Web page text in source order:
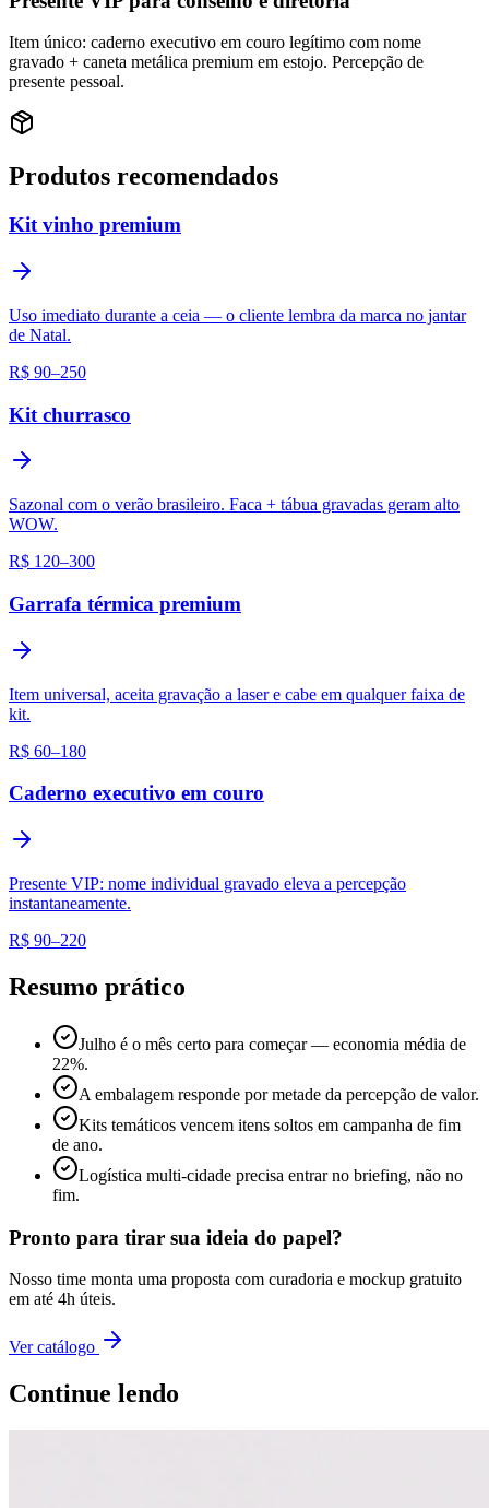
Item único: caderno executivo em couro legítimo com nome
gravado + caneta metálica premium em estojo. Percepção de
presente pessoal.
Produtos recomendados
Kit vinho premium
Uso imediato durante a ceia — o cliente lembra da marca no jantar
de Natal.
R$ 90–250
Kit churrasco
Sazonal com o verão brasileiro. Faca + tábua gravadas geram alto
WOW.
R$ 120–300
Garrafa térmica premium
Item universal, aceita gravação a laser e cabe em qualquer faixa de
kit.
R$ 60–180
Caderno executivo em couro
Presente VIP: nome individual gravado eleva a percepção
instantaneamente.
R$ 90–220
Resumo prático
Julho é o mês certo para começar — economia média de
22%.
A embalagem responde por metade da percepção de valor.
Kits temáticos vencem itens soltos em campanha de fim
de ano.
Logística multi-cidade precisa entrar no briefing, não no
fim.
Pronto para tirar sua ideia do papel?
Nosso time monta uma proposta com curadoria e mockup gratuito
em até 4h úteis.
Ver catálogo
Continue lendo